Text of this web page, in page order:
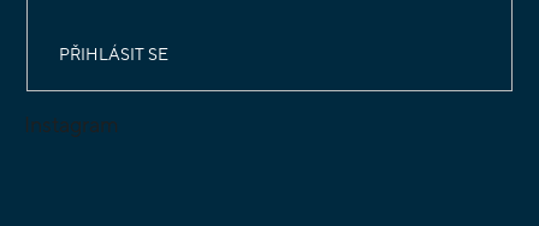
PŘIHLÁSIT SE
Instagram